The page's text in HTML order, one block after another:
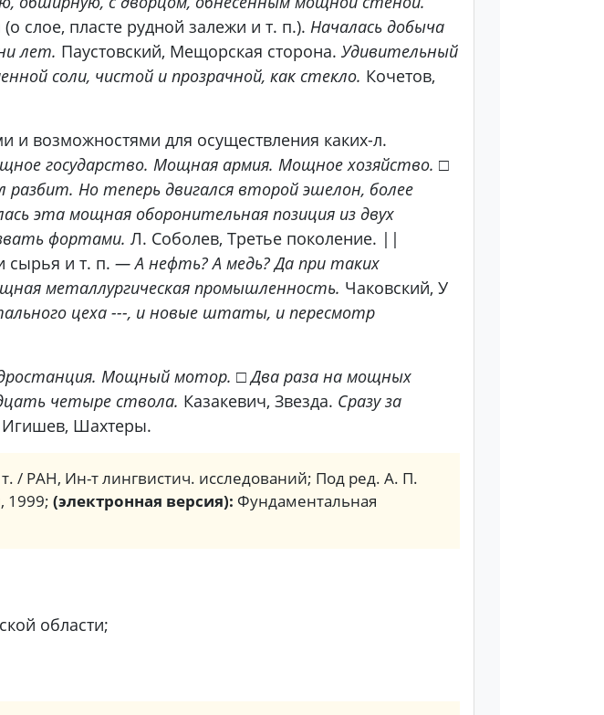
слое, пласте рудной залежи и т. п.). Началась добыча
лет. Паустовский, Мещорская сторона. Удивительный
соли, чистой и прозрачной, как стекло. Кочетов,
возможностями для осуществления каких-л.
государство. Мощная армия. Мощное хозяйство. □
Но теперь двигался второй эшелон, более
эта мощная оборонительная позиция из двух
фортами. Л. Соболев, Третье поколение. ||
и т. п. — А нефть? А медь? Да при таких
металлургическая промышленность. Чаковский, У
цеха ---, и новые штаты, и пересмотр
Мощный мотор. □Два раза на мощных
четыре ствола. Казакевич, Звезда. Сразу за
Игишев, Шахтеры.
т. / РАН, Ин-т лингвистич. исследований; Под ред. А. П.
1999; (электронная версия): Фундаментальная
области;